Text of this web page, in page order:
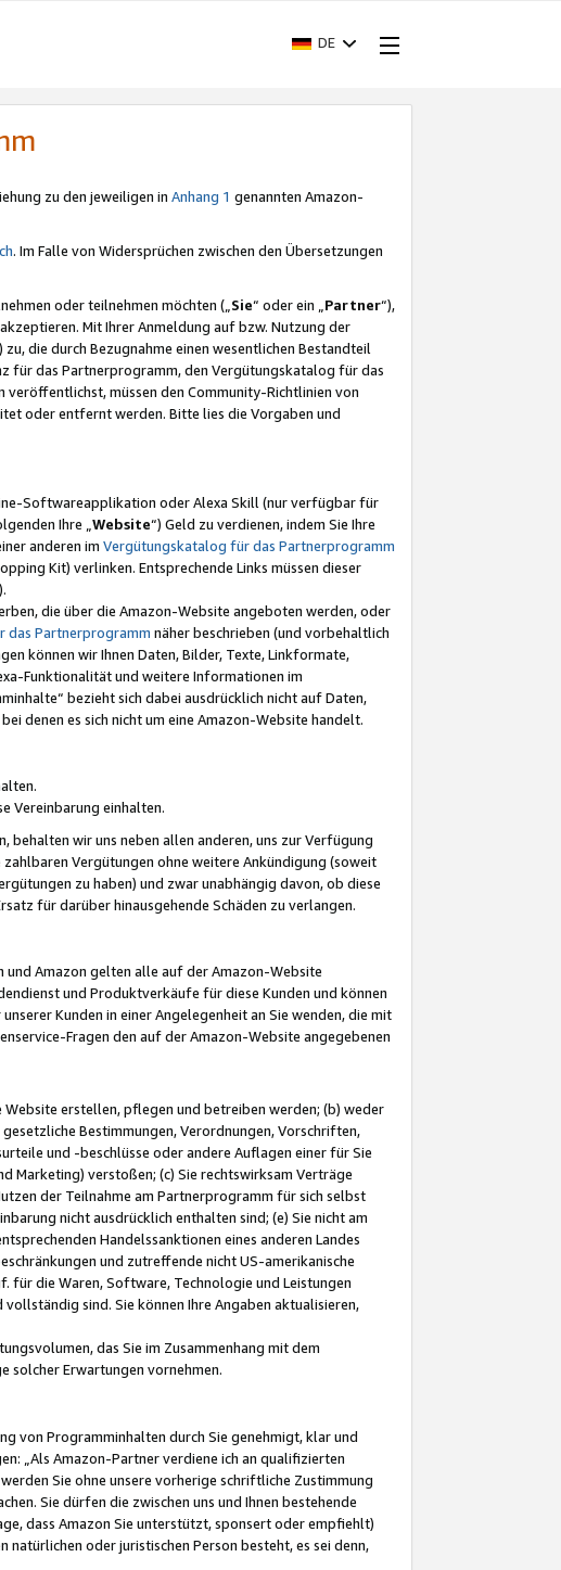
DE
zu den jeweiligen in Anhang 1 genannten Amazon-
. Im Falle von Widersprüchen zwischen den Übersetzungen
oder teilnehmen möchten („Sie“ oder ein „Partner“),
Mit Ihrer Anmeldung auf bzw. Nutzung der
die durch Bezugnahme einen wesentlichen Bestandteil
für das Partnerprogramm, den Vergütungskatalog für das
müssen den Community-Richtlinien von
oder entfernt werden. Bitte lies die Vorgaben und
Softwareapplikation oder Alexa Skill (nur verfügbar für
Ihre „ Website“) Geld zu verdienen, indem Sie Ihre
anderen im Vergütungskatalog für das Partnerprogramm
Kit) verlinken. Entsprechende Links müssen dieser
die über die Amazon-Website angeboten werden, oder
das Partnerprogramm näher beschrieben (und vorbehaltlich
können wir Ihnen Daten, Bilder, Texte, Linkformate,
Funktionalität und weitere Informationen im
bezieht sich dabei ausdrücklich nicht auf Daten,
denen es sich nicht um eine Amazon-Website handelt.
Vereinbarung einhalten.
behalten wir uns neben allen anderen, uns zur Verfügung
Vergütungen ohne weitere Ankündigung (soweit
zu haben) und zwar unabhängig davon, ob diese
für darüber hinausgehende Schäden zu verlangen.
und Amazon gelten alle auf der Amazon-Website
und Produktverkäufe für diese Kunden und können
Kunden in einer Angelegenheit an Sie wenden, die mit
Fragen den auf der Amazon-Website angegebenen
Website erstellen, pflegen und betreiben werden; (b) weder
Bestimmungen, Verordnungen, Vorschriften,
und -beschlüsse oder andere Auflagen einer für Sie
Marketing) verstoßen; (c) Sie rechtswirksam Verträge
der Teilnahme am Partnerprogramm für sich selbst
nicht ausdrücklich enthalten sind; (e) Sie nicht am
Handelssanktionen eines anderen Landes
und zutreffende nicht US-amerikanische
für die Waren, Software, Technologie und Leistungen
sind. Sie können Ihre Angaben aktualisieren,
das Sie im Zusammenhang mit dem
solcher Erwartungen vornehmen.
von Programminhalten durch Sie genehmigt, klar und
„Als Amazon-Partner verdiene ich an qualifizierten
Sie ohne unsere vorherige schriftliche Zustimmung
Sie dürfen die zwischen uns und Ihnen bestehende
dass Amazon Sie unterstützt, sponsert oder empfiehlt)
natürlichen oder juristischen Person besteht, es sei denn,